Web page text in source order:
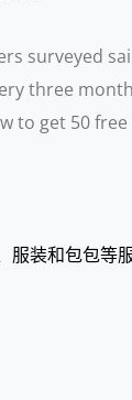
surveyed
three
to get 50
装和包包